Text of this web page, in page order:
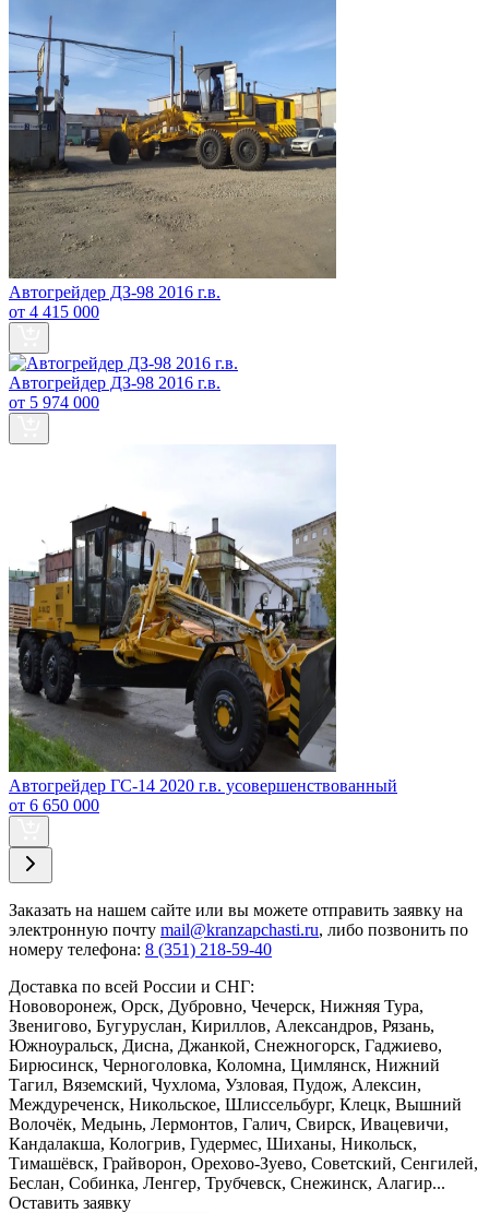
Автогрейдер ДЗ-98 2016 г.в.
от 4 415 000
Автогрейдер ДЗ-98 2016 г.в.
от 5 974 000
Автогрейдер ГС-14 2020 г.в. усовершенствованный
от 6 650 000
Заказать на нашем сайте или вы можете отправить заявку на
электронную почту mail@kranzapchasti.ru, либо позвонить по
номеру телефона: 8 (351) 218-59-40
Доставка по всей России и СНГ:
Нововоронеж, Орск, Дубровно, Чечерск, Нижняя Тура,
Звенигово, Бугуруслан, Кириллов, Александров, Рязань,
Южноуральск, Дисна, Джанкой, Снежногорск, Гаджиево,
Бирюсинск, Черноголовка, Коломна, Цимлянск, Нижний
Тагил, Вяземский, Чухлома, Узловая, Пудож, Алексин,
Междуреченск, Никольское, Шлиссельбург, Клецк, Вышний
Волочёк, Медынь, Лермонтов, Галич, Свирск, Ивацевичи,
Кандалакша, Кологрив, Гудермес, Шиханы, Никольск,
Тимашёвск, Грайворон, Орехово-Зуево, Советский, Сенгилей,
Беслан, Собинка, Ленгер, Трубчевск, Снежинск, Алагир...
Оставить заявку